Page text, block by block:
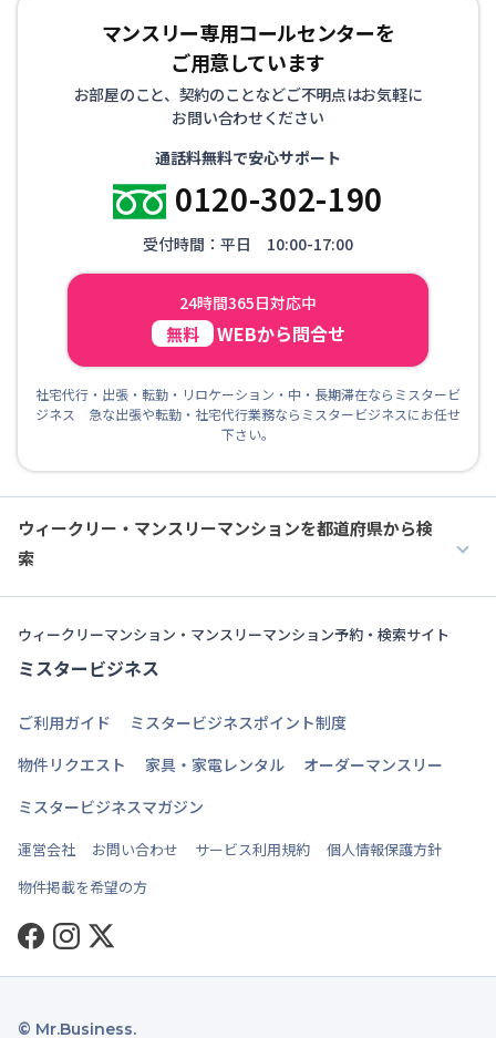
マンスリー専用コールセンターを
ご用意しています
お部屋のこと、契約のことなどご不明点はお気軽に
お問い合わせください
通話料無料で安心サポート
0120-302-190
受付時間：平日 10:00-17:00
24時間365日対応中
無料 WEBから問合せ
社宅代行・出張・転勤・リロケーション・中・長期滞在ならミスタービ
ジネス 急な出張や転勤・社宅代行業務ならミスタービジネスにお任せ
下さい。
ウィークリー・マンスリーマンションを都道府県から検
索
ウィークリーマンション・マンスリーマンション予約・検索サイト
ミスタービジネス
ご利用ガイド
ミスタービジネスポイント制度
物件リクエスト
家具・家電レンタル
オーダーマンスリー
ミスタービジネスマガジン
運営会社 お問い合わせ サービス利用規約
個人情報保護方針
物件掲載を希望の方
Facebook
Instagram
Twitter
© Mr.Business.